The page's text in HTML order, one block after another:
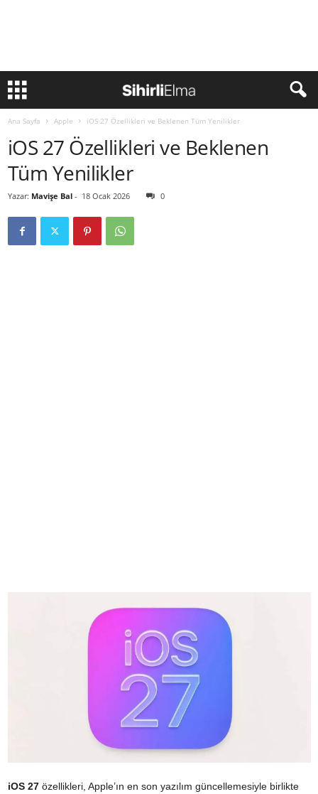
Ana Sayfa Apple iOS 27 Özellikleri ve Beklenen Tüm Yenilikler
iOS 27 Özellikleri ve Beklenen
Tüm Yenilikler
Yazar: Mavişe Bal - 18 Ocak 2026 0
iOS 27 özellikleri, Apple’ın en son yazılım güncellemesiyle birlikte